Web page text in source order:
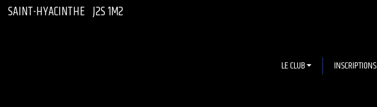
SAINT-HYACINTHE J2S 1M2
LE CLUB INSCRIPTIONS